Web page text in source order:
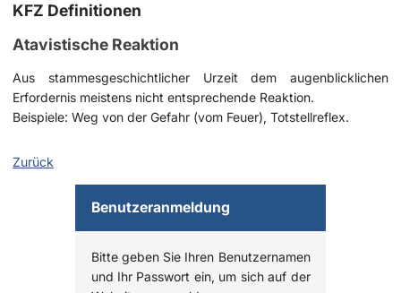
KFZ Definitionen
Atavistische Reaktion
Aus stammesgeschichtlicher Urzeit dem augenblicklichen
Erfordernis meistens nicht entsprechende Reaktion.
Beispiele: Weg von der Gefahr (vom Feuer), Totstellreflex.
Zurück
Benutzeranmeldung
Bitte geben Sie Ihren Benutzernamen
und Ihr Passwort ein, um sich auf der